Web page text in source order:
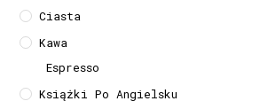
Ciasta
Kawa
Espresso
Książki Po Angielsku